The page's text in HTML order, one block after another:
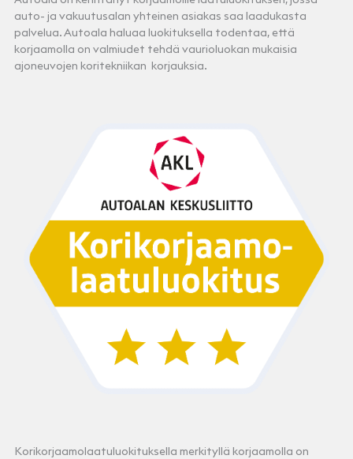
auto- ja vakuutusalan yhteinen asiakas saa laadukasta
palvelua. Autoala haluaa luokituksella todentaa, että
korjaamolla on valmiudet tehdä vaurioluokan mukaisia
ajoneuvojen koritekniikan korjauksia.
Korikorjaamolaatuluokituksella merkityllä korjaamolla on